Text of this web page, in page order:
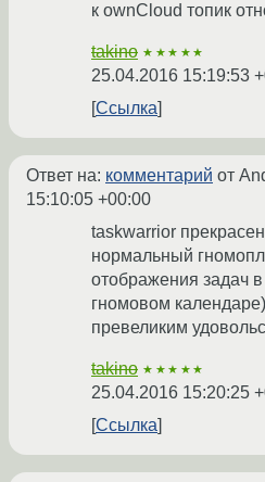
к ownCloud топик
takino ★★★★★
25.04.2016 15:19:53
Ссылка
Ответ на: комментарий от
15:10:05 +00:00
taskwarrior
нормальный
отображения задач
гномовом
превеликим
takino ★★★★★
25.04.2016 15:20:25
Ссылка